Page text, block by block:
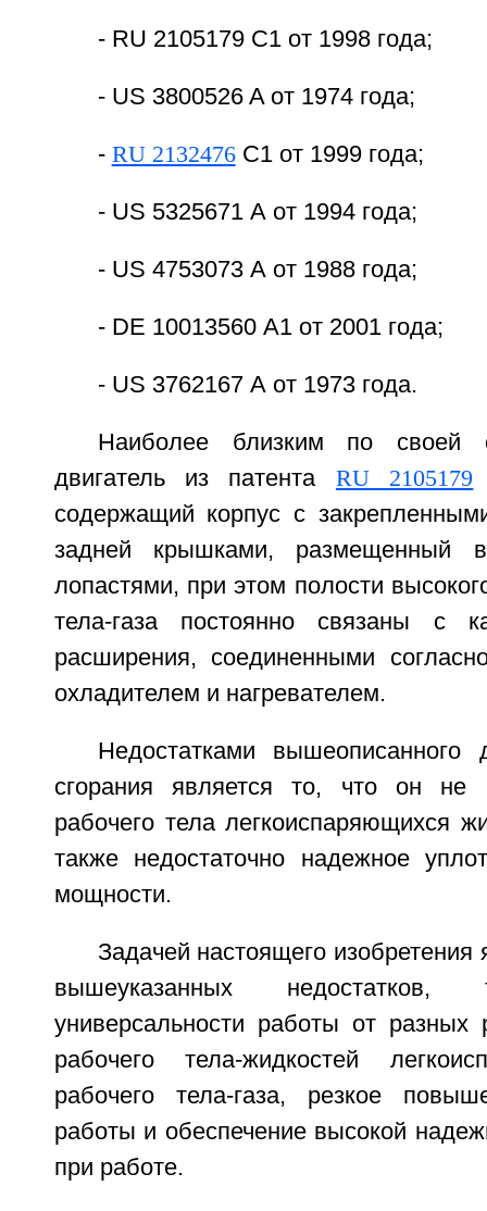
- RU 2105179 С1 от 1998 года;
- US 3800526 A от 1974 года;
- RU 2132476С1 от 1999 года;
- US 5325671 А от 1994 года;
- US 4753073 А от 1988 года;
- DE 10013560 А1 от 2001 года;
- US 3762167 А от 1973 года.
Наиболее близким по своей
двигатель из патента RU 2105179
содержащий корпус с
задней крышками, размещенный
лопастями, при этом полости
тела-газа постоянно связаны с
расширения, соединенными
охладителем и нагревателем.
Недостатками вышеописанного
сгорания является то, что он не
рабочего тела легкоиспаряющихся
также недостаточно надежное
мощности.
Задачей настоящего изобретения
вышеуказанных недостатков,
универсальности работы от разных
рабочего тела-жидкостей
рабочего тела-газа, резкое
работы и обеспечение высокой
при работе.